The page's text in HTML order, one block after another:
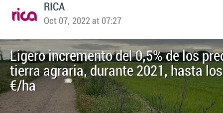
RICA
Oct 07, 2022 at 07:27
Ligero incremento del 0,5% de los
tierra agraria, durante 2021, hasta
€/ha